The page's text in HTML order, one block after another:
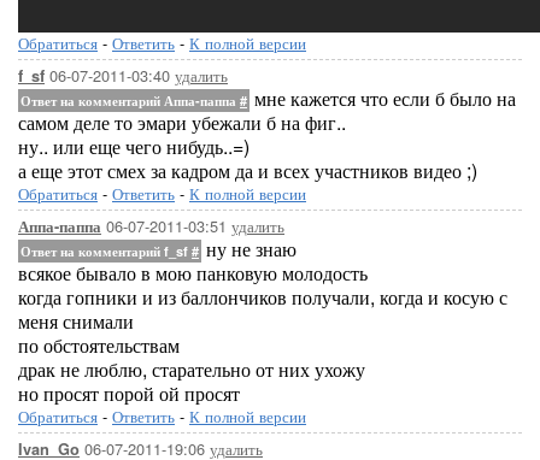
Обратиться - Ответить - К полной версии
f_sf 06-07-2011-03:40 удалить
Ответ на комментарий Аппа-паппа # мне кажется что если б было на
самом деле то эмари убежали б на фиг..
ну.. или еще чего нибудь..=)
а еще этот смех за кадром да и всех участников видео ;)
Обратиться - Ответить - К полной версии
Аппа-паппа 06-07-2011-03:51 удалить
Ответ на комментарий f_sf # ну не знаю
всякое бывало в мою панковую молодость
когда гопники и из баллончиков получали, когда и косую с
меня снимали
по обстоятельствам
драк не люблю, старательно от них ухожу
но просят порой ой просят
Обратиться - Ответить - К полной версии
Ivan_Go 06-07-2011-19:06 удалить